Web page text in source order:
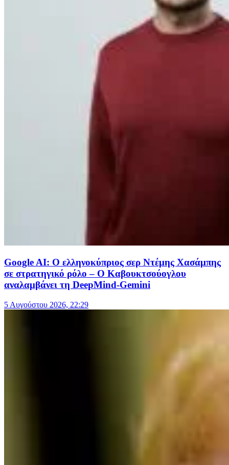
Google AI: Ο ελληνοκύπριος σερ Ντέμης Χασάμπης
σε στρατηγικό ρόλο – Ο Καβουκτσούογλου
αναλαμβάνει τη DeepMind-Gemini
5 Αυγούστου 2026, 22:29